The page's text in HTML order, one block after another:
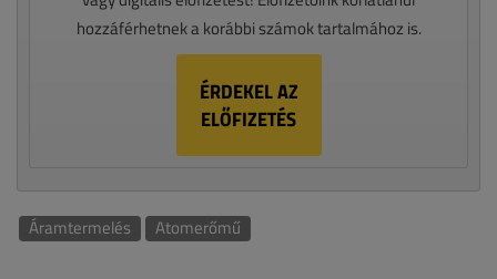
hozzáférhetnek a korábbi számok tartalmához is.
ÉRDEKEL AZ
ELŐFIZETÉS
Áramtermelés Atomerőmű